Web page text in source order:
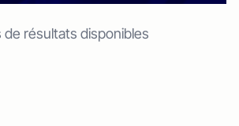
de résultats disponibles